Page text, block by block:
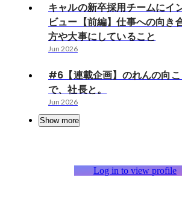
キャルの新卒採用チームにイ
ビュー【前編】仕事への向き
方や大事にしていること
Jun 2026
#6【連載企画】のれんの向こ
で、社長と。
Jun 2026
Show more
Log in to view profile